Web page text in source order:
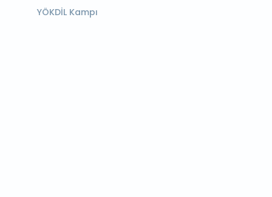
YÖKDİL Kampı